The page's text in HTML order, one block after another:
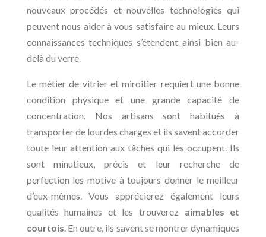
nouveaux procédés et nouvelles technologies qui
peuvent nous aider à vous satisfaire au mieux. Leurs
connaissances techniques s’étendent ainsi bien au-
delà du verre.
Le métier de vitrier et miroitier requiert une bonne
condition physique et une grande capacité de
concentration. Nos artisans sont habitués à
transporter de lourdes charges et ils savent accorder
toute leur attention aux tâches qui les occupent. Ils
sont minutieux, précis et leur recherche de
perfection les motive à toujours donner le meilleur
d’eux-mêmes. Vous apprécierez également leurs
qualités humaines et les trouverez aimables et
courtois. En outre, ils savent se montrer dynamiques